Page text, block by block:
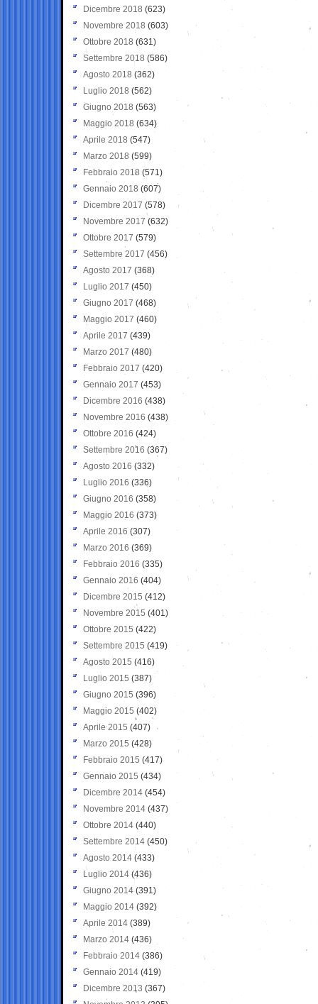
Dicembre 2018 (623)
Novembre 2018 (603)
Ottobre 2018 (631)
Settembre 2018 (586)
Agosto 2018 (362)
Luglio 2018 (562)
Giugno 2018 (563)
Maggio 2018 (634)
Aprile 2018 (547)
Marzo 2018 (599)
Febbraio 2018 (571)
Gennaio 2018 (607)
Dicembre 2017 (578)
Novembre 2017 (632)
Ottobre 2017 (579)
Settembre 2017 (456)
Agosto 2017 (368)
Luglio 2017 (450)
Giugno 2017 (468)
Maggio 2017 (460)
Aprile 2017 (439)
Marzo 2017 (480)
Febbraio 2017 (420)
Gennaio 2017 (453)
Dicembre 2016 (438)
Novembre 2016 (438)
Ottobre 2016 (424)
Settembre 2016 (367)
Agosto 2016 (332)
Luglio 2016 (336)
Giugno 2016 (358)
Maggio 2016 (373)
Aprile 2016 (307)
Marzo 2016 (369)
Febbraio 2016 (335)
Gennaio 2016 (404)
Dicembre 2015 (412)
Novembre 2015 (401)
Ottobre 2015 (422)
Settembre 2015 (419)
Agosto 2015 (416)
Luglio 2015 (387)
Giugno 2015 (396)
Maggio 2015 (402)
Aprile 2015 (407)
Marzo 2015 (428)
Febbraio 2015 (417)
Gennaio 2015 (434)
Dicembre 2014 (454)
Novembre 2014 (437)
Ottobre 2014 (440)
Settembre 2014 (450)
Agosto 2014 (433)
Luglio 2014 (436)
Giugno 2014 (391)
Maggio 2014 (392)
Aprile 2014 (389)
Marzo 2014 (436)
Febbraio 2014 (386)
Gennaio 2014 (419)
Dicembre 2013 (367)